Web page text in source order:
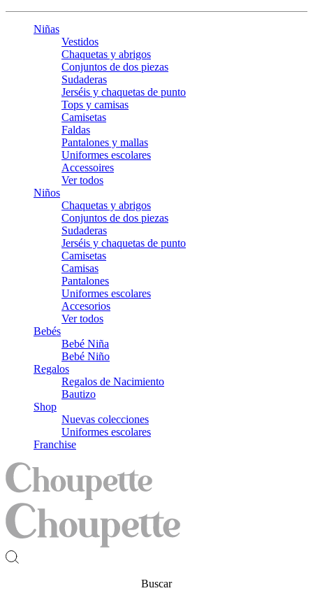
Niñas
Vestidos
Chaquetas y abrigos
Conjuntos de dos piezas
Sudaderas
Jerséis y chaquetas de punto
Tops y camisas
Camisetas
Faldas
Pantalones y mallas
Uniformes escolares
Accessoires
Ver todos
Niños
Chaquetas y abrigos
Conjuntos de dos piezas
Sudaderas
Jerséis y chaquetas de punto
Camisetas
Camisas
Pantalones
Uniformes escolares
Accesorios
Ver todos
Bebés
Bebé Niña
Bebé Niño
Regalos
Regalos de Nacimiento
Bautizo
Shop
Nuevas colecciones
Uniformes escolares
Franchise
Buscar